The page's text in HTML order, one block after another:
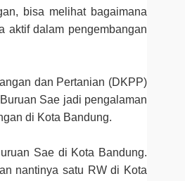
bisa melihat bagaimana
aktif dalam pengembangan
dan Pertanian (DKPP)
Sae jadi pengalaman
di Kota Bandung.
Sae di Kota Bandung.
nantinya satu RW di Kota